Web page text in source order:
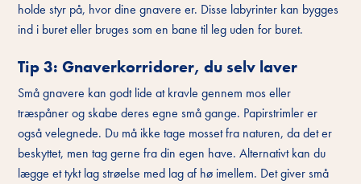
holde styr på, hvor dine gnavere er. Disse labyrinter kan bygges
ind i buret eller bruges som en bane til leg uden for buret.
Tip 3: Gnaverkorridorer, du selv laver
Små gnavere kan godt lide at kravle gennem mos eller
træspåner og skabe deres egne små gange. Papirstrimler er
også velegnede. Du må ikke tage mosset fra naturen, da det er
beskyttet, men tag gerne fra din egen have. Alternativt kan du
lægge et tykt lag strøelse med lag af hø imellem. Det giver små